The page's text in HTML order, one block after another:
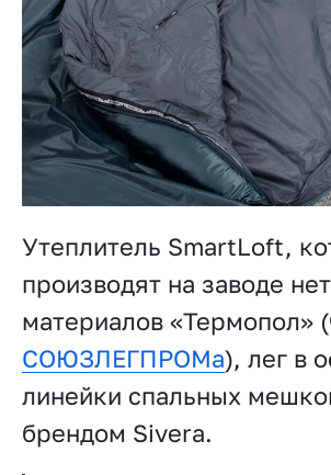
Утеплитель SmartLoft,
производят на заводе
материалов «Термопол»
СОЮЗЛЕГПРОМа), лег в
линейки спальных
брендом Sivera.